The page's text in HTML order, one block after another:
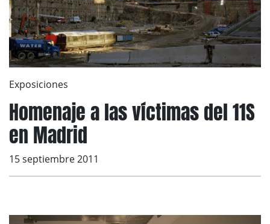
Exposiciones
Homenaje a las víctimas del 11S
en Madrid
15 septiembre 2011